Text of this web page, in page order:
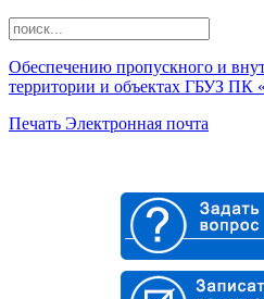
Обеспечению пропускного и
территории и объектах ГБУЗ ПК
Печать Электронная почта